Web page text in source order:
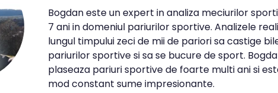
Bogdan este un expert in analiza meciurilor
7 ani in domeniul pariurilor sportive. Analizele
lungul timpului zeci de mii de pariori sa castige
pariurilor sportive si sa se bucure de sport.
plaseaza pariuri sportive de foarte multi ani si
mod constant sume impresionante.